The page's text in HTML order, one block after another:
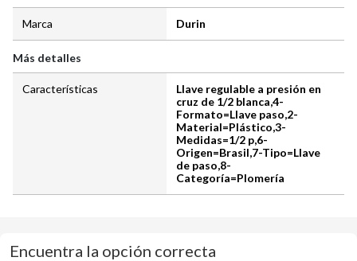
Marca Durin
Más detalles
Características
Llave regulable a presión en
cruz de 1/2 blanca,4-
Formato=Llave paso,2-
Material=Plástico,3-
Medidas=1/2 p,6-
Origen=Brasil,7-Tipo=Llave
de paso,8-
Categoría=Plomería
Encuentra la opción correcta